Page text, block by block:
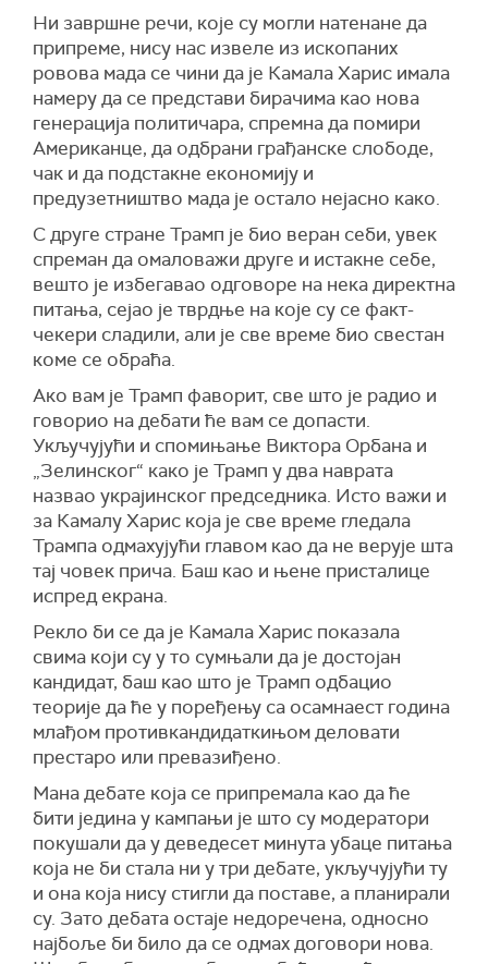
Ни завршне речи, које су могли натенане да
припреме, нису нас извеле из ископаних
ровова мада се чини да је Камала Харис имала
намеру да се представи бирачима као нова
генерација политичара, спремна да помири
Американце, да одбрани грађанске слободе,
чак и да подстакне економију и
предузетништво мада је остало нејасно како.
С друге стране Трамп је био веран себи, увек
спреман да омаловажи друге и истакне себе,
вешто је избегавао одговоре на нека директна
питања, сејао је тврдње на које су се факт-
чекери сладили, али је све време био свестан
коме се обраћа.
Ако вам је Трамп фаворит, све што је радио и
говорио на дебати ће вам се допасти.
Укључујући и спомињање Виктора Орбана и
„Зелинског“ како је Трамп у два наврата
назвао украјинског председника. Исто важи и
за Камалу Харис која је све време гледала
Трампа одмахујући главом као да не верује шта
тај човек прича. Баш као и њене присталице
испред екрана.
Рекло би се да је Камала Харис показала
свима који су у то сумњали да је достојан
кандидат, баш као што је Трамп одбацио
теорије да ће у поређењу са осамнаест година
млађом противкандидаткињом деловати
престаро или превазиђено.
Мана дебате која се припремала као да ће
бити једина у кампањи је што су модератори
покушали да у деведесет минута убаце питања
која не би стала ни у три дебате, укључујући ту
и она која нису стигли да поставе, а планирали
су. Зато дебата остаје недоречена, односно
најбоље би било да се одмах договори нова.